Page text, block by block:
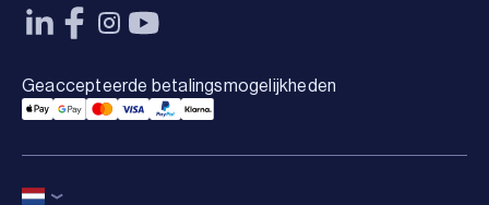
Geaccepteerde betalingsmogelijkheden
Applepay Payment
Googlepay Payment
Mastercard Payment
Visa Payment
Paypal Payment
Klarna Payment